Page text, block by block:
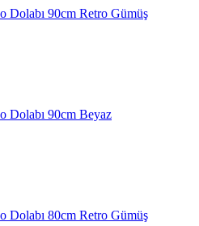
Dolabı 90cm Retro Gümüş
Dolabı 90cm Beyaz
Dolabı 80cm Retro Gümüş